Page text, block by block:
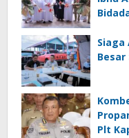
Siaga
Plt